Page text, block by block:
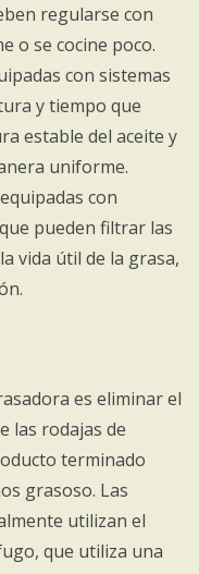
regularse con
o se cocine poco.
con sistemas
y tiempo que
estable del aceite y
uniforme.
con
pueden filtrar las
vida útil de la grasa,
es eliminar el
las rodajas de
terminado
grasoso. Las
utilizan el
que utiliza una